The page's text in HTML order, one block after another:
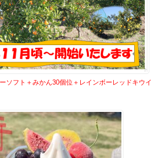
フト＋みかん30個位＋レインボーレッドキウイ